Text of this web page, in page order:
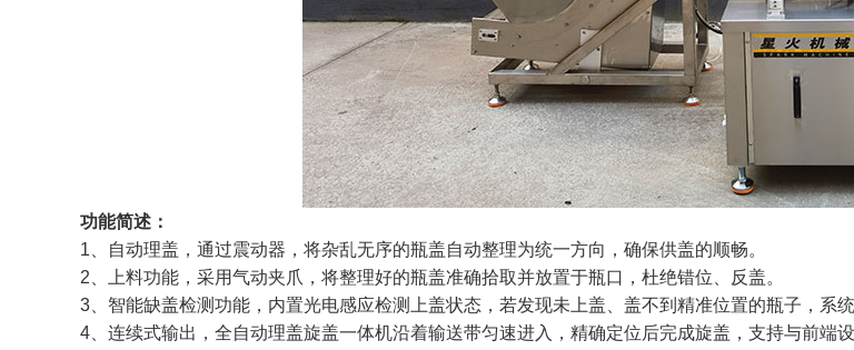
功能简述：
1、自动理盖，通过震动器，将杂乱无序的瓶盖自动整理为统一方向，确保供盖的顺畅。
2、上料功能，采用气动夹爪，将整理好的瓶盖准确拾取并放置于瓶口，杜绝错位、反盖。
3、智能缺盖检测功能，内置光电感应检测上盖状态，若发现未上盖、盖不到精准位置的瓶子，系
4、连续式输出，全自动理盖旋盖一体机沿着输送带匀速进入，精确定位后完成旋盖，支持与前端